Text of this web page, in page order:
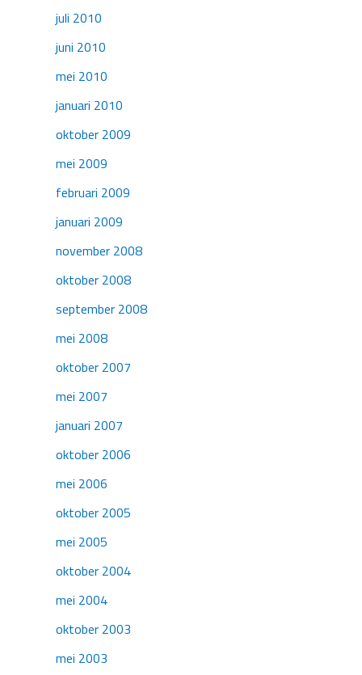
juli 2010
juni 2010
mei 2010
januari 2010
oktober 2009
mei 2009
februari 2009
januari 2009
november 2008
oktober 2008
september 2008
mei 2008
oktober 2007
mei 2007
januari 2007
oktober 2006
mei 2006
oktober 2005
mei 2005
oktober 2004
mei 2004
oktober 2003
mei 2003